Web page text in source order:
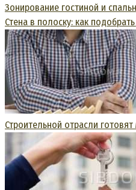
Зонирование гостиной и
Стена в полоску: как
Строительной отрасли